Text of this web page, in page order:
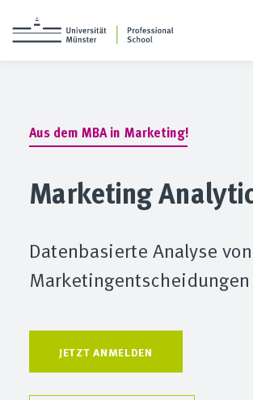
Aus dem MBA in Marketing!
Marketing
Datenbasierte Analyse von
Marketingentscheidungen
JETZT ANMELDEN